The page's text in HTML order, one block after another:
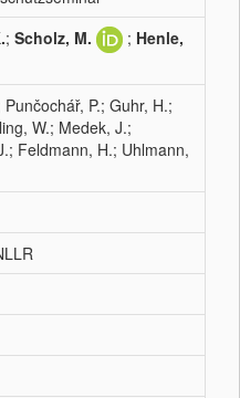
; Scholz, M. ; Henle,
Punčochář, P.; Guhr, H.;
W.; Medek, J.;
Feldmann, H.; Uhlmann,